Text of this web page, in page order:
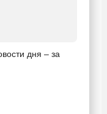
дня – за